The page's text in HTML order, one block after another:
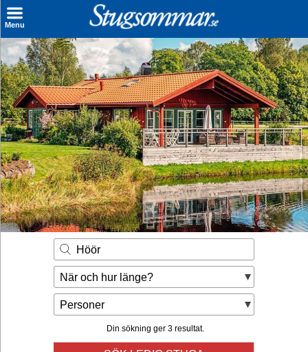
Menu
Sök stuga
Sista Minuten
Genvägar
Inspiration
Kontakt
Husägare
Se hur mycket du kan tjäna
Räkna ut din
hyresintäkt
Höör
När och hur länge?
Personer
Din sökning ger 3 resultat.